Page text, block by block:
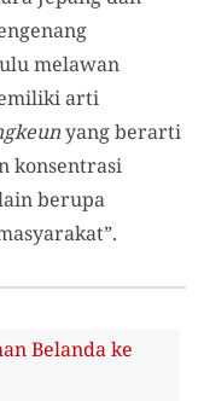
melawan
arti
yang berarti
konsentrasi
berupa
Belanda ke